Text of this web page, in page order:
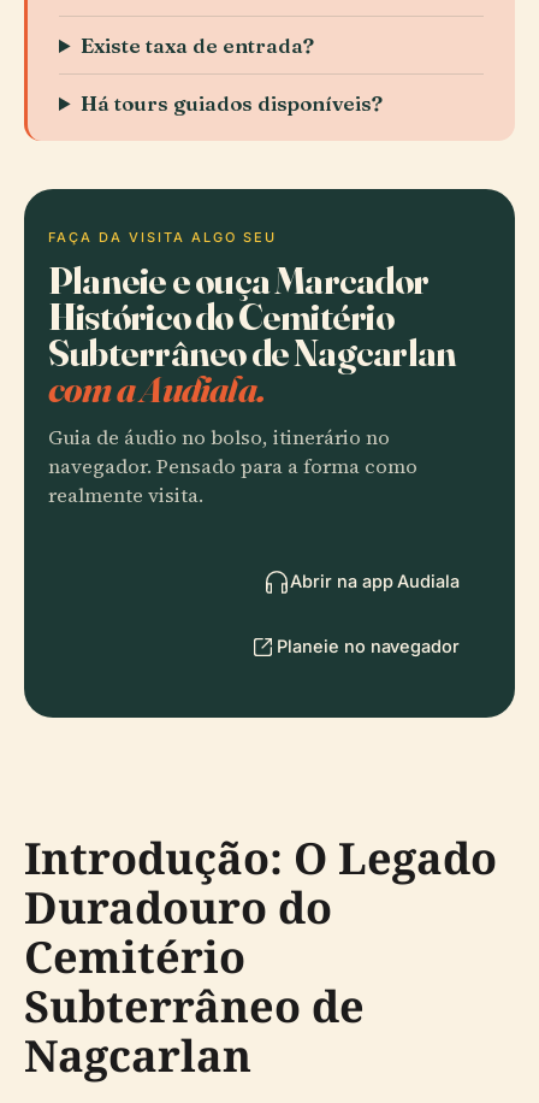
Existe taxa de entrada?
Há tours guiados disponíveis?
FAÇA DA VISITA ALGO SEU
Planeie e ouça Marcador
Histórico do Cemitério
Subterrâneo de Nagcarlan
com a Audiala.
Guia de áudio no bolso, itinerário no
navegador. Pensado para a forma como
realmente visita.
Abrir na app Audiala
Planeie no navegador
Introdução: O Legado
Duradouro do
Cemitério
Subterrâneo de
Nagcarlan